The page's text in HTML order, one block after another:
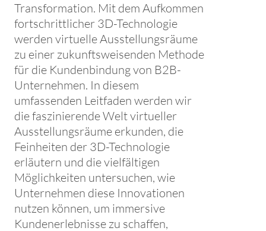
Transformation. Mit dem Aufkommen
fortschrittlicher 3D-Technologie
werden virtuelle Ausstellungsräume
zu einer zukunftsweisenden Methode
für die Kundenbindung von B2B-
Unternehmen. In diesem
umfassenden Leitfaden werden wir
die faszinierende Welt virtueller
Ausstellungsräume erkunden, die
Feinheiten der 3D-Technologie
erläutern und die vielfältigen
Möglichkeiten untersuchen, wie
Unternehmen diese Innovationen
nutzen können, um immersive
Kundenerlebnisse zu schaffen,